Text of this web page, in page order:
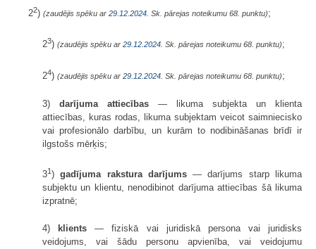
22) (zaudējis spēku ar 29.12.2024. Sk. pārejas noteikumu 68. punktu);
23) (zaudējis spēku ar 29.12.2024. Sk. pārejas noteikumu 68. punktu);
24) (zaudējis spēku ar 29.12.2024. Sk. pārejas noteikumu 68. punktu);
3) darījuma attiecības — likuma subjekta un klienta
attiecības, kuras rodas, likuma subjektam veicot saimniecisko
vai profesionālo darbību, un kurām to nodibināšanas brīdī ir
ilgstošs mērķis;
31)gadījuma rakstura darījums— darījums starp likuma
subjektu un klientu, nenodibinot darījuma attiecības šā likuma
izpratnē;
4) klients — fiziskā vai juridiskā persona vai juridisks
veidojums, vai šādu personu apvienība, vai veidojumu